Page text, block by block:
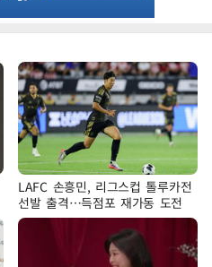
LAFC 손흥민, 리그스컵 톨루카전
선발 출격…득점포 재가동 도전